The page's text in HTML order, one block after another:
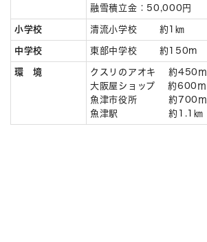
融雪積立金：50,000円
小学校 清流小学校 約1㎞
中学校 東部中学校 約150m
環 境
クスリのアオキ 約450ｍ
大阪屋ショップ 約600ｍ
魚津市役所 約700ｍ
魚津駅 約1.1㎞